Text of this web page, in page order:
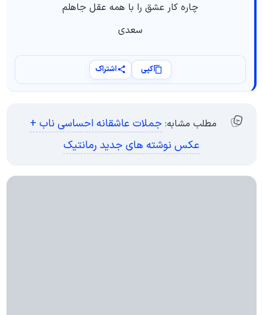
چاره کار عشق را با همه عقل جاهلم
سعدی
کپی اشتراک
مطلب مشابه: جملات عاشقانه احساسی ناب +
عکس نوشته های جدید رمانتیک